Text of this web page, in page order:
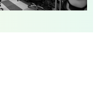
ナビ